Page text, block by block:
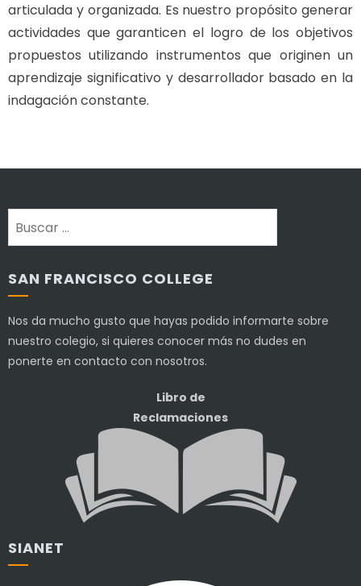
articulada y organizada. Es nuestro propósito generar
actividades que garanticen el logro de los objetivos
propuestos utilizando instrumentos que originen un
aprendizaje significativo y desarrollador basado en la
indagación constante.
SAN FRANCISCO COLLEGE
Nos da mucho gusto que hayas podido informarte sobre
nuestro colegio, si quieres conocer más no dudes en
ponerte en contacto con nosotros.
Libro de
Reclamaciones
SIANET